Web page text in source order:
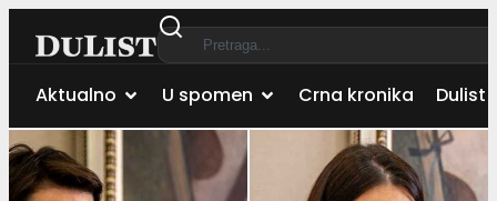
Aktualno U spomen Crna kronika Dulist